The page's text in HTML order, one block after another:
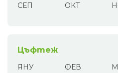
СЕП
ОКТ
Цъфтеж
ЯНУ ФЕВ